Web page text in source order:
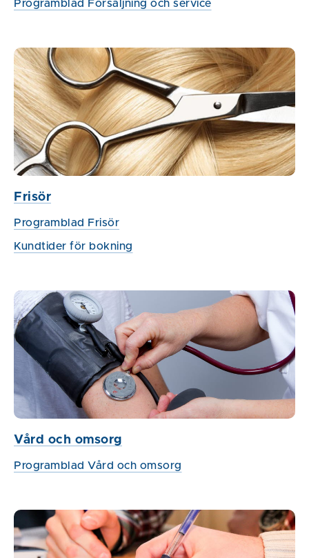
Programblad Försäljning och service
Frisör
Programblad Frisör
Kundtider för bokning
Vård och omsorg
Programblad Vård och omsorg